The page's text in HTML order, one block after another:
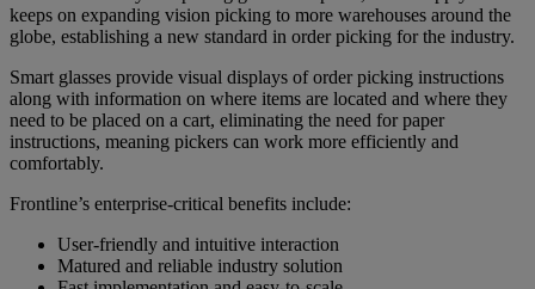
keeps on expanding vision picking to more warehouses around the
globe, establishing a new standard in order picking for the industry.
Smart glasses provide visual displays of order picking instructions
along with information on where items are located and where they
need to be placed on a cart, eliminating the need for paper
instructions, meaning pickers can work more efficiently and
comfortably.
Frontline’s enterprise-critical benefits include:
User-friendly and intuitive interaction
Matured and reliable industry solution